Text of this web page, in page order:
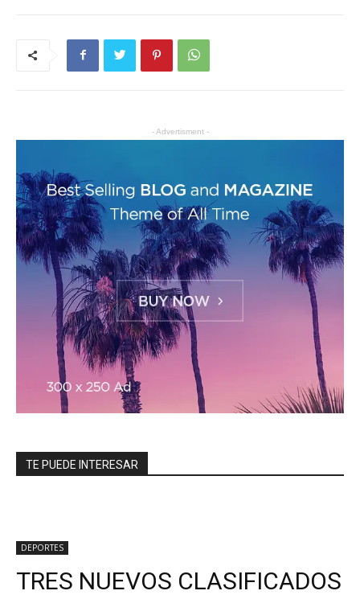
- Advertisment -
TE PUEDE INTERESAR